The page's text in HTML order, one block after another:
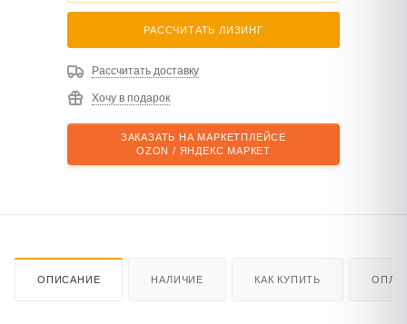
РАССЧИТАТЬ ЛИЗИНГ
Рассчитать доставку
Хочу в подарок
ЗАКАЗАТЬ НА МАРКЕТПЛЕЙСЕ
OZON / ЯНДЕКС МАРКЕТ
ОПИСАНИЕ НАЛИЧИЕ КАК КУПИТЬ